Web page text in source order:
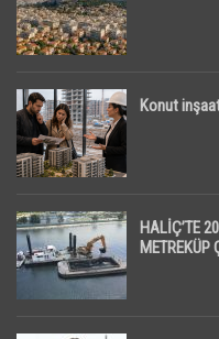
Konut
HALİÇ’TE
METREKÜP